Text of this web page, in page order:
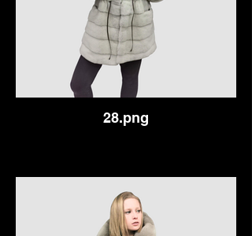
28.png